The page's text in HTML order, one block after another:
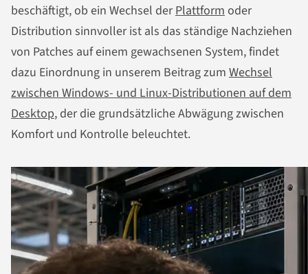
beschäftigt, ob ein Wechsel derPlattformoder
Distribution sinnvoller ist als das ständige Nachziehen
von Patches auf einem gewachsenen System, findet
dazu Einordnung in unserem Beitrag zum Wechsel
zwischen Windows- und Linux-Distributionen auf dem
Desktop, der die grundsätzliche Abwägung zwischen
Komfort und Kontrolle beleuchtet.